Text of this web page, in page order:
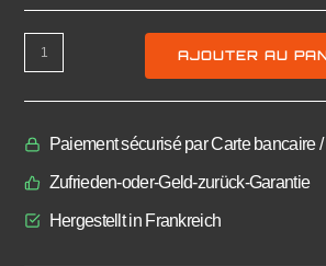
AJOUTER AU
Paiement sécurisé par Carte bancaire /
Zufrieden-oder-Geld-zurück-Garantie
Hergestellt in Frankreich